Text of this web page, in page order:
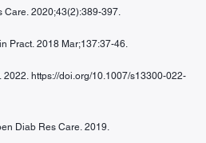
Care. 2020;43(2):389-397.
Pract. 2018 Mar;137:37-46.
2022. https://doi.org/10.1007/s13300-022-
Diab Res Care. 2019.